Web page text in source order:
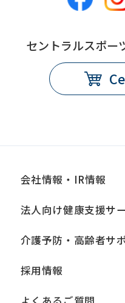
セントラルスポー
会社情報・IR情報
法人向け健康支援サ
介護予防・高齢者サ
採用情報